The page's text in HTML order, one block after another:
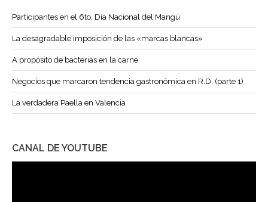
Participantes en el 6to. Día Nacional del Mangú
La desagradable imposición de las «marcas blancas»
A propósito de bacterias en la carne
Negocios que marcaron tendencia gastronómica en R.D. (parte 1)
La verdadera Paella en Valencia
CANAL DE YOUTUBE